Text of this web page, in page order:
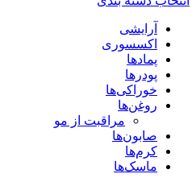
آرایشی
اکسسوری
پمادها
پودرها
خوراکی‌ها
روغن‌ها
مراقبت از مو
صابون‌ها
کرم‌ها
ماسک‌ها